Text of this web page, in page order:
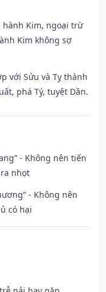
hành Kim, ngoại trừ
Kim không sợ
với Sửu và Tỵ thành
phá Tý, tuyệt Dần.
- Không nên tiến
nhọt
- Không nên
có hại